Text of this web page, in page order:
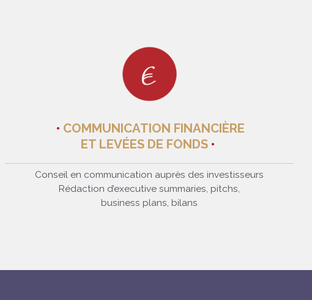
COMMUNICATION FINANCIÈRE
ET LEVÉES DE FONDS
Conseil en communication auprès des investisseurs
Rédaction d’executive summaries, pitchs,
business plans, bilans